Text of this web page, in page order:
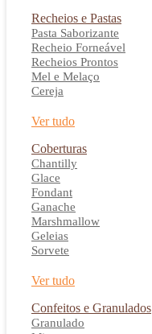
Recheios e Pastas
Pasta Saborizante
Recheio Forneável
Recheios Prontos
Mel e Melaço
Cereja
Ver tudo
Coberturas
Chantilly
Glace
Fondant
Ganache
Marshmallow
Geleias
Sorvete
Ver tudo
Confeitos e Granulados
Granulado